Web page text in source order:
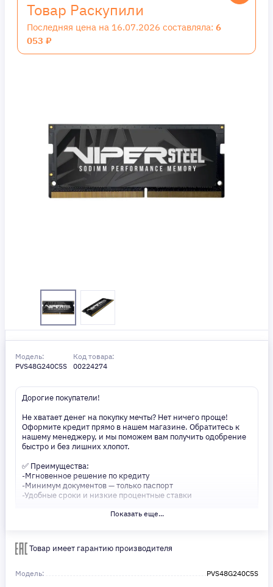
Товар Раскупили
Последняя цена на 16.07.2026 составляла: 6
053 ₽
Модель:
PVS48G240C5S
Код товара:
00224274
Дорогие покупатели!
Не хватает денег на покупку мечты? Нет ничего проще!
Оформите кредит прямо в нашем магазине. Обратитесь к
нашему менеджеру, и мы поможем вам получить одобрение
быстро и без лишних хлопот.
✅ Преимущества:
-Мгновенное решение по кредиту
-Минимум документов — только паспорт
-Удобные сроки и низкие процентные ставки
Не откладывайте свои желания на потом! Получите то, что
Показать еще...
Товар имеет гарантию производителя
Модель: PVS48G240C5S